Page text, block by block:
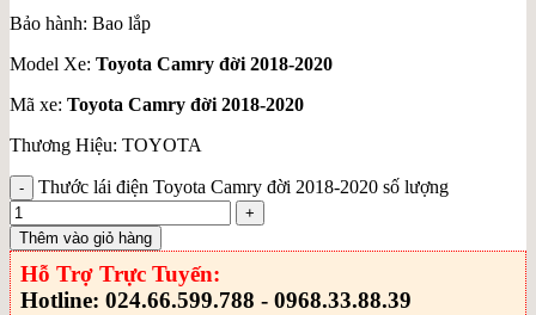
Bảo hành: Bao lắp
Model Xe: Toyota Camry đời 2018-2020
Mã xe: Toyota Camry đời 2018-2020
Thương Hiệu: TOYOTA
Thước lái điện Toyota Camry đời 2018-2020 số lượng
Thêm vào giỏ hàng
Hỗ Trợ Trực Tuyến:
Hotline: 024.66.599.788 - 0968.33.88.39